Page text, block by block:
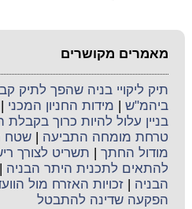
מאמרים מקושרים
תיק ליקויי בניה שהפך לתיק
ביהמ"ש
מידות החניון המכני
בניין עלול להיות כרוך בקבלת
טרחת מומחה התביעה |שטח
מודול החתך
תשריט לצורך
להתאים לתכנית היתר הבניה
הבניה |זכויות האזרח מול
הפקעה שדינה להתבטל